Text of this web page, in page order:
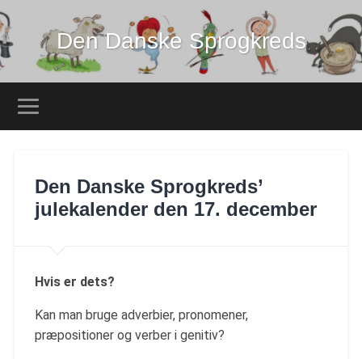
Den Danske Sprogkreds
Den Danske Sprogkreds’
julekalender den 17. december
Hvis er dets?
Kan man bruge adverbier, pronomener,
præpositioner og verber i genitiv?